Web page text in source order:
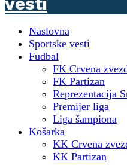
Naslovna
Sportske vesti
Fudbal
FK Crvena
FK Partizan
Reprezentacija
Premijer liga
Liga šampiona
Košarka
KK Crvena
KK Partizan